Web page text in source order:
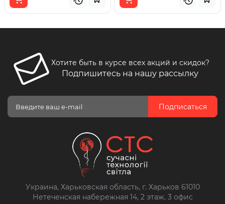
Хотите быть в курсе всех акций и скидок?
Подпишитесь на нашу рассылку
Подписаться
Украина, Харьковская область, г. Харьков 61010
Нетеченская набережная 14, 2 этаж, 3 офис